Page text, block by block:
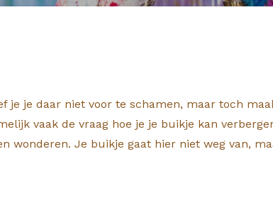
je je daar niet voor te schamen, maar toch
vaak de vraag hoe je je buikje kan
wonderen. Je buikje gaat hier niet weg van,